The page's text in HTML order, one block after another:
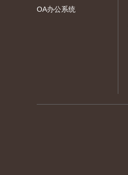
OA办公系统